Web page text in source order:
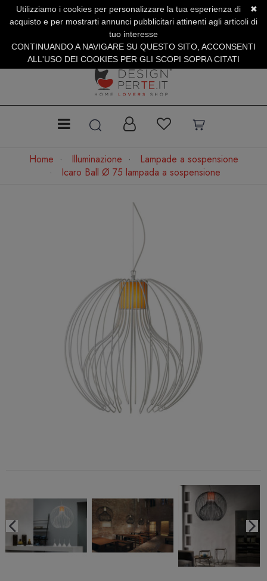
SERVIZIO CLIENTI +39.0773.470.562
SUMMER SALES | Fino al 40% di Sconto
Home Illuminazione
Lampade a sospensione
Icaro Ball Ø 75 lampada a sospensione
✖
Utilizziamo i cookies per personalizzare la tua esperienza di
acquisto e per mostrarti annunci pubblicitari attinenti agli articoli di
tuo interesse
CONTINUANDO A NAVIGARE SU QUESTO SITO, ACCONSENTI
ALL'USO DEI COOKIES PER GLI SCOPI SOPRA CITATI